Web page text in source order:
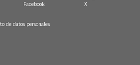
Facebook X
de datos personales